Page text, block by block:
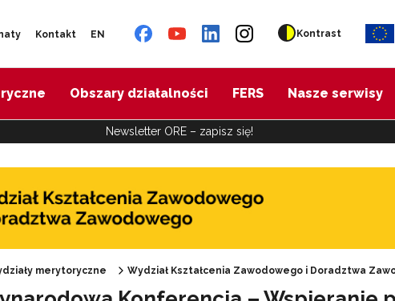
Kontakt EN Kontrast
Obszary działalności FERS Nasze serwisy
Newsletter ORE – zapisz się!
merytoryczne Wydział Kształcenia Zawodowego i Doradztwa